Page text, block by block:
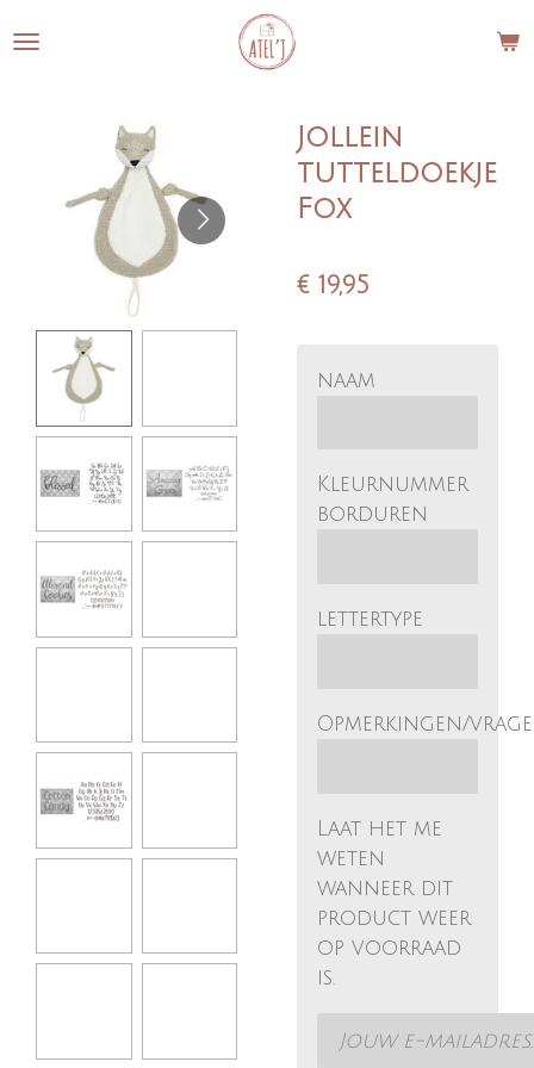
direct
hoofdinhoud
Jollein
tutteldoekje
Fox
€ 19,95
naam
Kleurnummer
borduren
lettertype
Opmerkingen/
Laat het me
weten
wanneer dit
product weer
op voorraad
is.